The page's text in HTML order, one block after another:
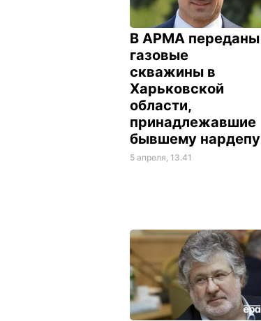
В АРМА переданы
газовые
скважины в
Харьковской
области,
принадлежавшие
бывшему нардепу
5 апреля, 13.41